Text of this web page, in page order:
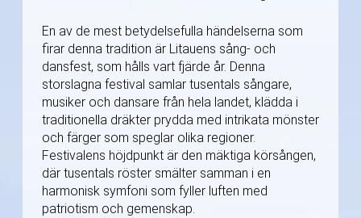
En av de mest betydelsefulla händelserna som
firar denna tradition är Litauens sång- och
dansfest, som hålls vart fjärde år. Denna
storslagna festival samlar tusentals sångare,
musiker och dansare från hela landet, klädda i
traditionella dräkter prydda med intrikata mönster
och färger som speglar olika regioner.
Festivalens höjdpunkt är den mäktiga körsången,
där tusentals röster smälter samman i en
harmonisk symfoni som fyller luften med
patriotism och gemenskap.